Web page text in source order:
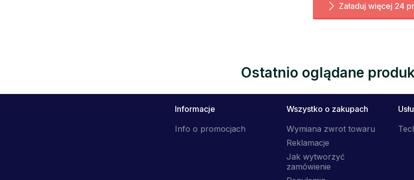
Załaduj więcej 24
Ostatnio oglądane
Informacje
Info o promocjach
Wszystko o zakupach
Wymiana zwrot towaru
Reklamacje
Jak wytworzyć
zamówienie